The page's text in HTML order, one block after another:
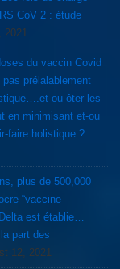
CoV 2 : étude
2021
du vaccin Covid
prélalablement
ou ôter les
en minimisant et-ou
faire holistique ?
plus de 500,000
“vaccine
est établie…
part des
12, 2021